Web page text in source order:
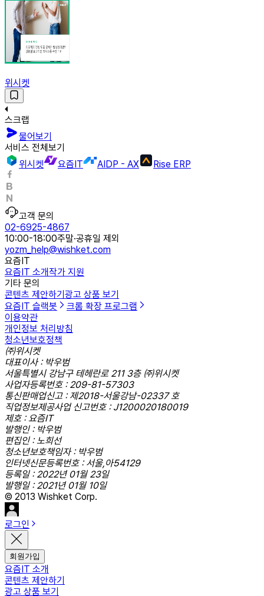
위시켓
스크랩
물어보기
서비스 전체보기
위시켓
요즘IT AIDP - AX Rise ERP
고객 문의
02-6925-4867
10:00-18:00주말·공휴일 제외
yozm_help@wishket.com
요즘IT
요즘IT 소개작가 지원
기타 문의
콘텐츠 제안하기 광고 상품 보기
요즘IT 슬랙봇
크롬 확장 프로그램
이용약관
개인정보 처리방침
청소년보호정책
㈜위시켓
대표이사 : 박우범
서울특별시 강남구 테헤란로 211 3층 ㈜위시켓
사업자등록번호 : 209-81-57303
통신판매업신고 : 제2018-서울강남-02337 호
직업정보제공사업 신고번호 : J1200020180019
제호 : 요즘IT
발행인 : 박우범
편집인 : 노희선
청소년보호책임자 : 박우범
인터넷신문등록번호 : 서울,아54129
등록일 : 2022년 01월 23일
발행일 : 2021년 01월 10일
© 2013 Wishket Corp.
로그인
회원가입
요즘IT 소개
콘텐츠 제안하기
광고 상품 보기